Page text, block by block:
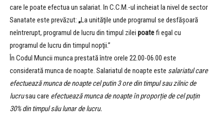
care le poate efectua un salariat. In C.C.M.-ul incheiat la nivel de sector
Sanatate este prevăzut: „La unităţile unde programul se desfăşoară
neîntrerupt, programul de lucru din timpul zilei poatefi egal cu
programul de lucru din timpul nopţii.”
În Codul Muncii munca prestată între orele 22.00-06.00 este
considerată munca de noapte. Salariatul de noapte este salariatul care
efectuează munca de noapte cel putin 3 ore din timpul sau zilnic de
lucrusau care efectuează munca de noapte în proporție de cel puțin
30% din timpul său lunar de lucru.